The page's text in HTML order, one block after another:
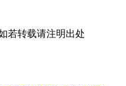
若转载请注明出处